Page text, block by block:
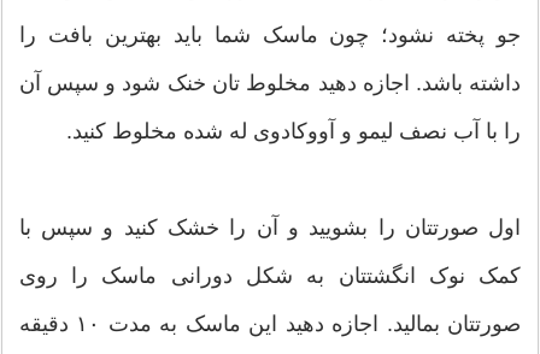
جو پخته نشود؛ چون ماسک شما باید بهترین بافت را
داشته باشد. اجازه دهید مخلوط تان خنک شود و سپس آن
را با آب نصف لیمو و آووکادوی له شده مخلوط کنید.
اول صورتتان را بشویید و آن را خشک کنید و سپس با
کمک نوک انگشتتان به شکل دورانی ماسک را روی
صورتتان بمالید. اجازه دهید این ماسک به مدت ۱۰ دقیقه